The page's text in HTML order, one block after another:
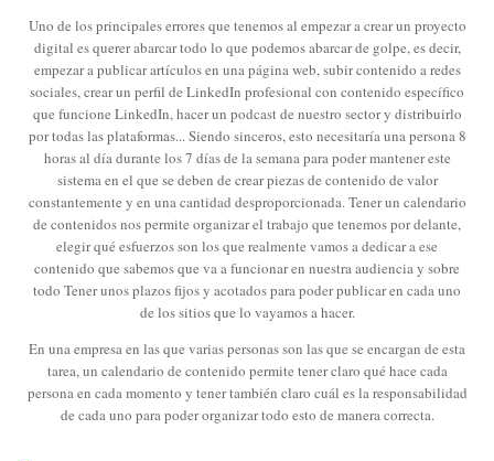
Uno de los principales errores que tenemos al empezar a crear un proyecto
digital es querer abarcar todo lo que podemos abarcar de golpe, es decir,
empezar a publicar artículos en una página web, subir contenido a redes
sociales, crear un perfil de LinkedIn profesional con contenido específico
que funcione LinkedIn, hacer un podcast de nuestro sector y distribuirlo
por todas las plataformas... Siendo sinceros, esto necesitaría una persona 8
horas al día durante los 7 días de la semana para poder mantener este
sistema en el que se deben de crear piezas de contenido de valor
constantemente y en una cantidad desproporcionada. Tener un calendario
de contenidos nos permite organizar el trabajo que tenemos por delante,
elegir qué esfuerzos son los que realmente vamos a dedicar a ese
contenido que sabemos que va a funcionar en nuestra audiencia y sobre
todo Tener unos plazos fijos y acotados para poder publicar en cada uno
de los sitios que lo vayamos a hacer.
En una empresa en las que varias personas son las que se encargan de esta
tarea, un calendario de contenido permite tener claro qué hace cada
persona en cada momento y tener también claro cuál es la responsabilidad
de cada uno para poder organizar todo esto de manera correcta.